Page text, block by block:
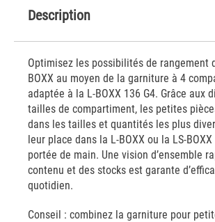
Description
Optimisez les possibilités de rangement
BOXX au moyen de la garniture à 4
adaptée à la L-BOXX 136 G4. Grâce aux
tailles de compartiment, les petites
dans les tailles et quantités les plus
leur place dans la L-BOXX ou la LS-
portée de main. Une vision d’ensemble
contenu et des stocks est garante
quotidien.
Conseil : combinez la garniture pour